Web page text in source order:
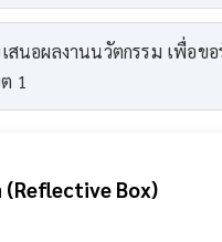
สนอผลงานนวัตกรรม เพื่อข
1
Box)